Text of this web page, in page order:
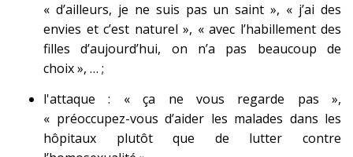
« d’ailleurs, je ne suis pas un saint », « j’ai des
envies et c’est naturel », « avec l’habillement des
filles d’aujourd’hui, on n’a pas beaucoup de
choix », … ;
l'attaque : « ça ne vous regarde pas »,
« préoccupez-vous d’aider les malades dans les
hôpitaux plutôt que de lutter contre